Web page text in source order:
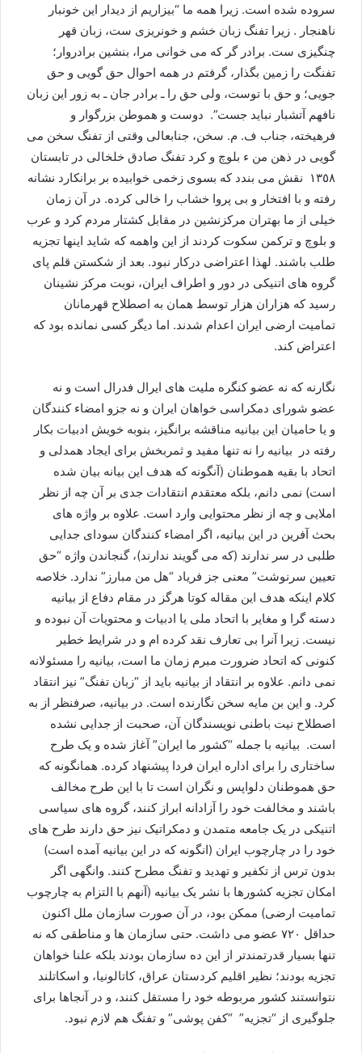
سروده شده است. زیرا همه ما “بیزاریم از دیدار این خونبار
ناهنجار . زیرا تفنگ زبان خشم و خونریزی ست، زبان قهر
چنگیزی ست. برادر گر که می خوانی مرا، بنشین برادروار؛
تفنگت را زمین بگذار، گرفتم در همه احوال حق گویی و حق
جویی؛ و حق با توست، ولی حق را ـ برادر جان ـ به زور این زبان
نافهم آتشبار نباید جست”. دوست و هموطن بزرگوار و
فرهیخته، جناب ف. م. سخن، جنابعالی وقتی از تفنگ سخن می
گویی در ذهن من ء بلوچ و کرد تفنگ صادق خلخالی در تابستان
١٣٥٨ نقش می بندد که بسوی زخمی خوابیده بر برانکارد نشانه
رفته و با افتخار و بی پروا خشاب را خالی کرده. در آن زمان
خیلی از ما بهتران مرکزنشین در مقابل کشتار مردم کرد و عرب
و بلوچ و ترکمن سکوت کردند از این واهمه که شاید اینها تجزیه
طلب باشند. لهذا اعتراضی درکار نبود. بعد از شکستن قلم پای
گروه های اتنیکی در دور و اطراف ایران، نوبت مرکز نشینان
رسید که هزاران هزار توسط همان به اصطلاح قهرمانان
تمامیت ارضی ایران اعدام شدند. اما دیگر کسی نمانده بود که
اعتراض کند.
نگارنه که نه عضو کنگره ملیت های ایرال فدرال است و نه
عضو شورای دمکراسی خواهان ایران و نه جزو امضاء کنندگان
و یا حامیان این بیانیه مناقشه برانگیز، بنوبه خویش ادبیات بکار
رفته در بیانیه را نه تنها مفید و ثمربخش برای ایجاد همدلی و
اتحاد با بقیه هموطنان (آنگونه که هدف این بیانه بیان شده
است) نمی دانم، بلکه معتقدم انتقادات جدی بر آن چه از نظر
املایی و چه از نظر محتوایی وارد است. علاوه بر واژه های
بحث آفرین در این بیانیه، اگر امضاء کنندگان سودای جدایی
طلبی در سر ندارند (که می گویند ندارند)، گنجاندن واژه “حق
تعیین سرنوشت” معنی جز فریاد “هل من مبارز” ندارد. خلاصه
کلام اینکه هدف این مقاله کوتا هرگز در مقام دفاع از بیانیه
دسته گرا و مغایر با اتحاد ملی یا ادبیات و محتویات آن نبوده و
نیست. زیرا آنرا بی تعارف نقد کرده ام و در شرایط خطیر
کنونی که اتحاد ضرورت مبرم زمان ما است، بیانیه را مسئولانه
نمی دانم. علاوه بر انتقاد از بیانیه باید از “زبان تفنگ” نیز انتقاد
کرد. و این بن مایه سخن نگارنده است. در بیانیه، صرفنظر از به
اصطلاح نیت باطنی نویسندگان آن، صحبت از جدایی نشده
است. بیانیه با جمله “کشور ما ایران” آغاز شده و یک طرح
ساختاری را برای اداره ایران فردا پیشنهاد کرده. همانگونه که
حق هموطنان دلواپس و نگران است تا با این طرح مخالف
باشند و مخالفت خود را آزادانه ابراز کنند، گروه های سیاسی
اتنیکی در یک جامعه متمدن و دمکراتیک نیز حق دارند طرح های
خود را در چارچوب ایران (انگونه که در این بیانیه آمده است)
بدون ترس از تکفیر و تهدید و تفنگ مطرح کنند. وانگهی اگر
امکان تجزیه کشورها با نشر یک بیانیه (آنهم با التزام به چارچوب
تمامیت ارضی) ممکن بود، در آن صورت سازمان ملل اکنون
حداقل ٧٢٠ عضو می داشت. حتی سازمان ها و مناطقی که نه
تنها بسیار قدرتمندتر از این ده سازمان بودند بلکه علنا خواهان
تجزیه بودند؛ نظیر اقلیم کردستان عراق، کاتالونیا، و اسکاتلند
نتوانستند کشور مربوطه خود را مستقل کنند، و در آنجاها برای
جلوگیری از “تجزیه” “کفن پوشی” و تفنگ هم لازم نبود.